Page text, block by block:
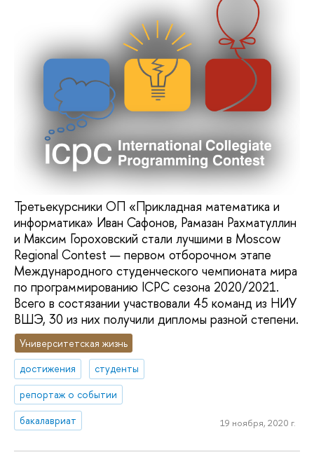
Третьекурсники ОП «Прикладная математика и
информатика» Иван Сафонов, Рамазан Рахматуллин
и Максим Гороховский стали лучшими в Moscow
Regional Contest — первом отборочном этапе
Международного студенческого чемпионата мира
по программированию ICPC сезона 2020/2021.
Всего в состязании участвовали 45 команд из НИУ
ВШЭ, 30 из них получили дипломы разной степени.
Университетская жизнь
достижения
студенты
репортаж о событии
бакалавриат
19 ноября, 2020 г.